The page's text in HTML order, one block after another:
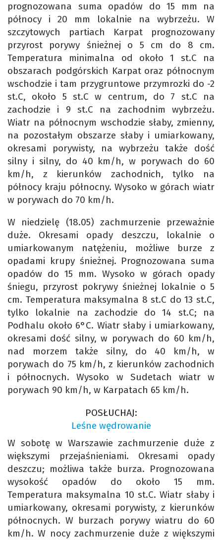
prognozowana suma opadów do 15 mm na
północy i 20 mm lokalnie na wybrzeżu. W
szczytowych partiach Karpat prognozowany
przyrost porywy śnieżnej o 5 cm do 8 cm.
Temperatura minimalna od około 1 st.C na
obszarach podgórskich Karpat oraz północnym
wschodzie i tam przygruntowe przymrozki do -2
st.C, około 5 st.C w centrum, do 7 st.C na
zachodzie i 9 st.C na zachodnim wybrzeżu.
Wiatr na północnym wschodzie słaby, zmienny,
na pozostałym obszarze słaby i umiarkowany,
okresami porywisty, na wybrzeżu także dość
silny i silny, do 40 km/h, w porywach do 60
km/h, z kierunków zachodnich, tylko na
północy kraju północny. Wysoko w górach wiatr
w porywach do 70 km/h.
W niedzielę (18.05) zachmurzenie przeważnie
duże. Okresami opady deszczu, lokalnie o
umiarkowanym natężeniu, możliwe burze z
opadami krupy śnieżnej. Prognozowana suma
opadów do 15 mm. Wysoko w górach opady
śniegu, przyrost pokrywy śnieżnej lokalnie o 5
cm. Temperatura maksymalna 8 st.C do 13 st.C,
tylko lokalnie na zachodzie do 14 st.C; na
Podhalu około 6°C. Wiatr słaby i umiarkowany,
okresami dość silny, w porywach do 60 km/h,
nad morzem także silny, do 40 km/h, w
porywach do 75 km/h, z kierunków zachodnich
i północnych. Wysoko w Sudetach wiatr w
porywach 90 km/h, w Karpatach 65 km/h.
POSŁUCHAJ:
Leśne wędrowanie
W sobotę w Warszawie zachmurzenie duże z
większymi przejaśnieniami. Okresami opady
deszczu; możliwa także burza. Prognozowana
wysokość opadów do około 15 mm.
Temperatura maksymalna 10 st.C. Wiatr słaby i
umiarkowany, okresami porywisty, z kierunków
północnych. W burzach porywy wiatru do 60
km/h. W nocy zachmurzenie duże z większymi